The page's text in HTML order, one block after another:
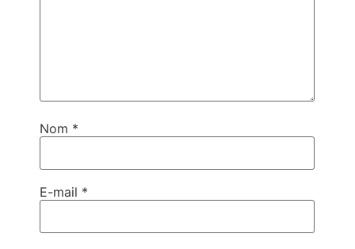
Nom *
E-mail *